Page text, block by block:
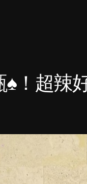
♠️！超辣